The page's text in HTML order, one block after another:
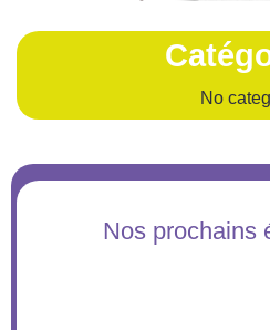
No
Nos prochains